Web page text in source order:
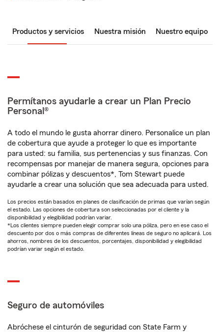
Productos y servicios Nuestra misión Nuestro equipo
Permítanos ayudarle a crear un Plan Precio
Personal®
A todo el mundo le gusta ahorrar dinero. Personalice un plan
de cobertura que ayude a proteger lo que es importante
para usted: su familia, sus pertenencias y sus finanzas. Con
recompensas por manejar de manera segura, opciones para
combinar pólizas y descuentos*, Tom Stewart puede
ayudarle a crear una solución que sea adecuada para usted.
Los precios están basados en planes de clasificación de primas que varían según
el estado. Las opciones de cobertura son seleccionadas por el cliente y la
disponibilidad y elegibilidad podrían variar.
*Los clientes siempre pueden elegir comprar solo una póliza, pero en ese caso el
descuento por dos o más compras de diferentes líneas de seguro no aplicará. Los
ahorros, nombres de los descuentos, porcentajes, disponibilidad y elegibilidad
podrían variar según el estado.
Seguro de automóviles
Abróchese el cinturón de seguridad con State Farm y